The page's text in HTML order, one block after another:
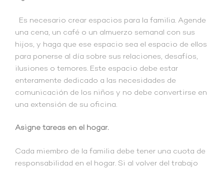
Es necesario crear espacios para la familia. Agende
una cena, un café o un almuerzo semanal con sus
hijos, y haga que ese espacio sea el espacio de ellos
para ponerse al día sobre sus relaciones, desafíos,
ilusiones o temores. Este espacio debe estar
enteramente dedicado a las necesidades de
comunicación de los niños y no debe convertirse en
una extensión de su oficina.
Asigne tareas en el hogar.
Cada miembro de la familia debe tener una cuota de
responsabilidad en el hogar. Si al volver del trabajo